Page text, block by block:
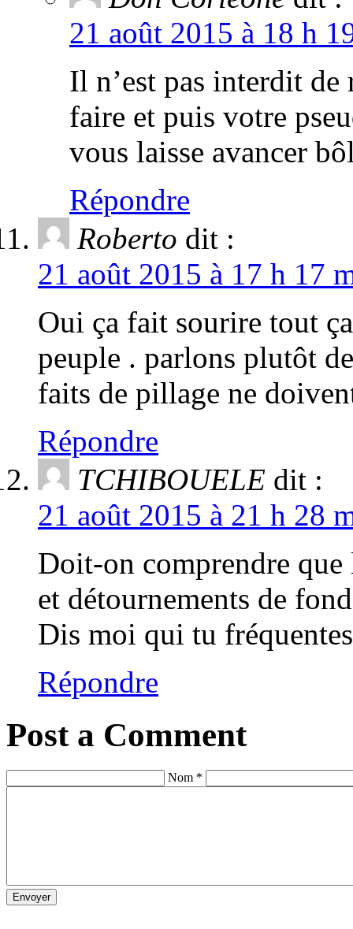
21 août 2015 à 18 h
Il n’est pas interdit de
faire et puis votre
vous laisse avancer
Répondre
Roberto dit :
21 août 2015 à 17 h 17
Oui ça fait sourire tout
peuple . parlons plutôt
faits de pillage ne
Répondre
TCHIBOUELE dit :
21 août 2015 à 21 h 28
Doit-on comprendre
et détournements de
Dis moi qui tu
Répondre
Post a Comment
Nom *